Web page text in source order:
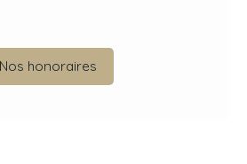
Nos honoraires